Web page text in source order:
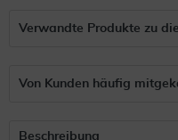
Verwandte Produkte zu
Von Kunden häufig
Beschreibung